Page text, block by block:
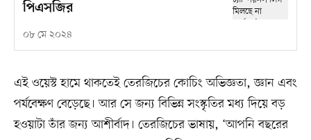
পিএসজির
০৮ মে ২০২৪
এই ওয়েস্ট হামে থাকতেই তেরজিচের কোচিং অভিজ্ঞতা, জ্ঞান এবং
পর্যবেক্ষণ বেড়েছে। আর সে জন্য বিভিন্ন সংস্কৃতির মধ্য দিয়ে বড়
হওয়াটা তাঁর জন্য আশীর্বাদ। তেরজিচের ভাষায়, ‘আপনি বছরের